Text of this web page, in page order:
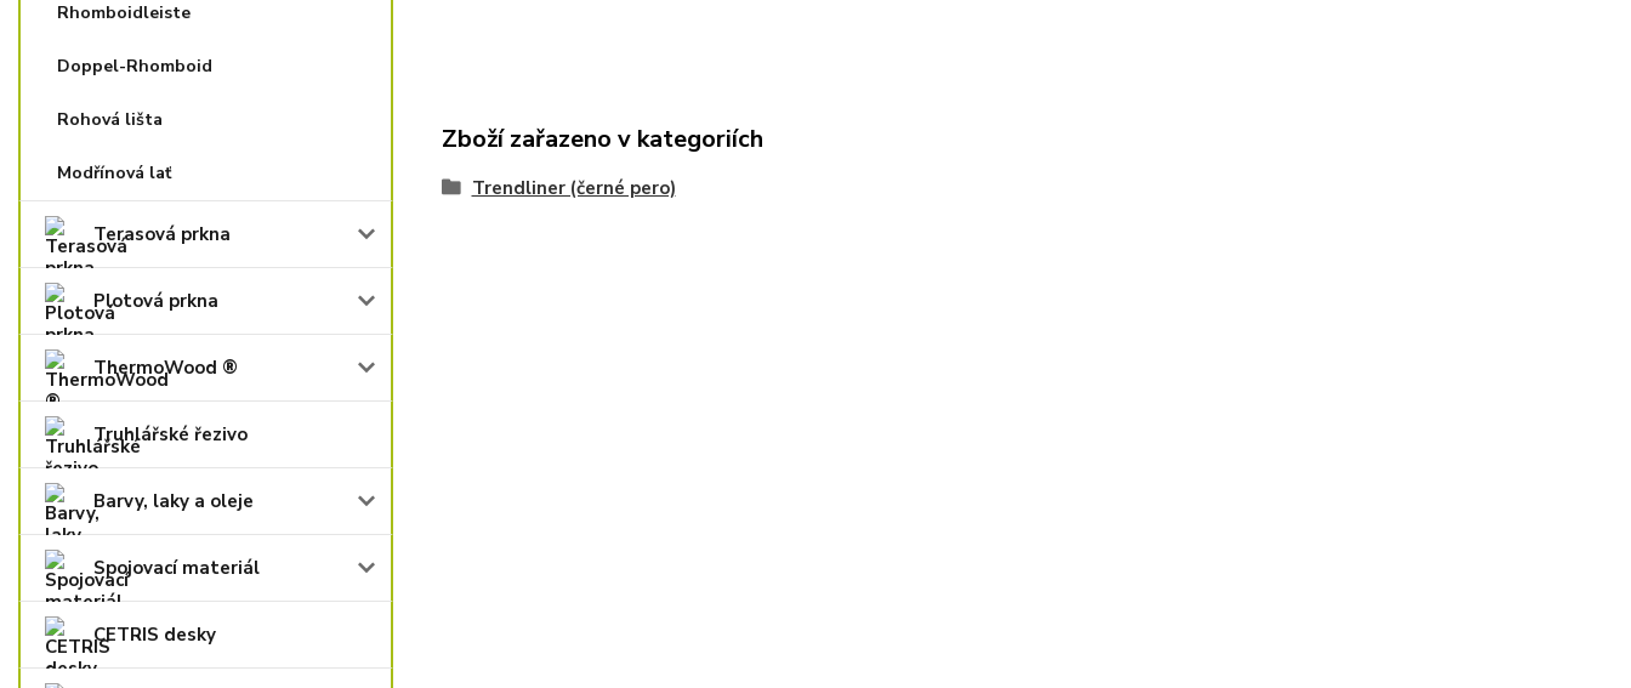
Rhomboidleiste
Doppel-Rhomboid
Rohová lišta
Modřínová lať
Terasová prkna
Plotová prkna
ThermoWood ®
Truhlářské řezivo
Barvy, laky a oleje
Spojovací materiál
CETRIS desky
Zboží zařazeno v kategoriích
Trendliner (černé pero)